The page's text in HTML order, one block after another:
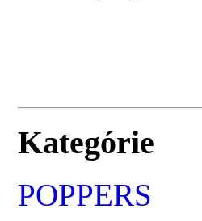
Kategórie
POPPERS